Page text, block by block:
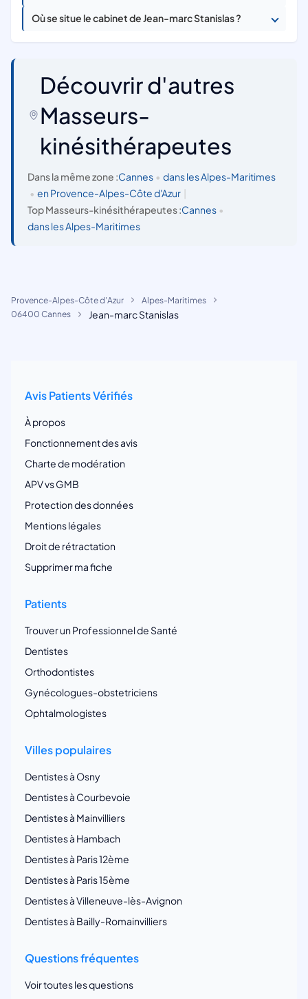
Où se situe le cabinet de Jean-marc Stanislas ?
Découvrir d'autres
Masseurs-
kinésithérapeutes
Dans la même zone :Cannes • dans les Alpes-Maritimes
• en Provence-Alpes-Côte d'Azur
Top Masseurs-kinésithérapeutes :Cannes •
dans les Alpes-Maritimes
Provence-Alpes-Côte d'Azur
Alpes-Maritimes
06400 Cannes
Jean-marc Stanislas
Avis Patients Vérifiés
À propos
Fonctionnement des avis
Charte de modération
APV vs GMB
Protection des données
Mentions légales
Droit de rétractation
Supprimer ma fiche
Patients
Trouver un Professionnel de Santé
Dentistes
Orthodontistes
Gynécologues-obstetriciens
Ophtalmologistes
Villes populaires
Dentistes à Osny
Dentistes à Courbevoie
Dentistes à Mainvilliers
Dentistes à Hambach
Dentistes à Paris 12ème
Dentistes à Paris 15ème
Dentistes à Villeneuve-lès-Avignon
Dentistes à Bailly-Romainvilliers
Questions fréquentes
Voir toutes les questions